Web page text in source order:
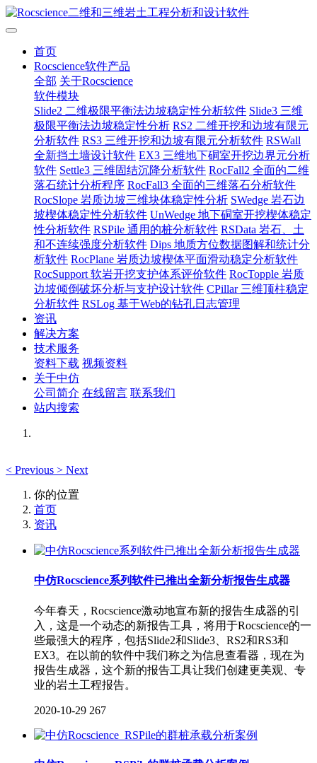
首页
Rocscience软件产品
全部 关于Rocscience
软件模块
Slide2 二维极限平衡法边坡稳定性分析软件 Slide3 三维
极限平衡法边坡稳定性分析 RS2 二维开挖和边坡有限元
分析软件 RS3 三维开挖和边坡有限元分析软件 RSWall
全新挡土墙设计软件 EX3 三维地下硐室开挖边界元分析
软件 Settle3 三维固结沉降分析软件 RocFall2 全面的二维
落石统计分析程序 RocFall3 全面的三维落石分析软件
RocSlope 岩质边坡三维块体稳定性分析 SWedge 岩石边
坡楔体稳定性分析软件 UnWedge 地下硐室开挖楔体稳定
性分析软件 RSPile 通用的桩分析软件 RSData 岩石、土
和不连续强度分析软件 Dips 地质方位数据图解和统计分
析软件 RocPlane 岩质边坡楔体平面滑动稳定分析软件
RocSupport 软岩开挖支护体系评价软件 RocTopple 岩质
边坡倾倒破坏分析与支护设计软件 CPillar 三维顶柱稳定
分析软件 RSLog 基于Web的钻孔日志管理
资讯
解决方案
技术服务
资料下载 视频资料
关于中仿
公司简介 在线留言 联系我们
站内搜索
< Previous > Next
你的位置
首页
资讯
中仿Rocscience系列软件已推出全新分析报告生成器
今年春天，Rocscience激动地宣布新的报告生成器的引
入，这是一个动态的新报告工具，将用于Rocscience的一
些最强大的程序，包括Slide2和Slide3、RS2和RS3和
EX3。在以前的软件中我们称之为信息查看器，现在为
报告生成器，这个新的报告工具让我们创建更美观、专
业的岩土工程报告。
2020-10-29 267